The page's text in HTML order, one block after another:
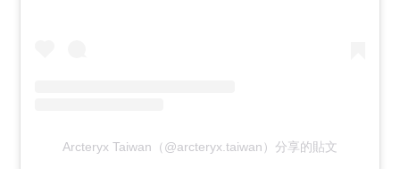
Arcteryx Taiwan（@arcteryx.taiwan）分享的貼文